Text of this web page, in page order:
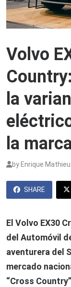
Volvo
la
la
by Enrique Mathieu
SHARE
El Volvo EX30
del Automóvil
aventurera del
mercado
“Cross